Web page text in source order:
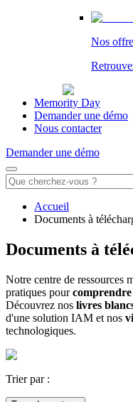
Nos
Memority Day
Demander une démo
Nous contacter
Demander une démo
Accueil
Documents à
Documents à
Notre centre de ressources
pratiques pour
Découvrez nos livres
d'une solution IAM et nos
technologiques.
Trier par :